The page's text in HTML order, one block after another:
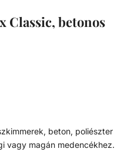
Classic, betonos
beton, poliészter
vagy magán medencékhez.